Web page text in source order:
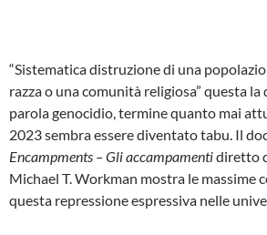
“Sistematica distruzione di una
razza o una comunità religiosa” questa
parola genocidio, termine quanto mai
2023 sembra essere diventato tabu. Il
Encampments – Gli accampamentidiretto
Michael T. Workman mostra le massime
questa repressione espressiva nelle